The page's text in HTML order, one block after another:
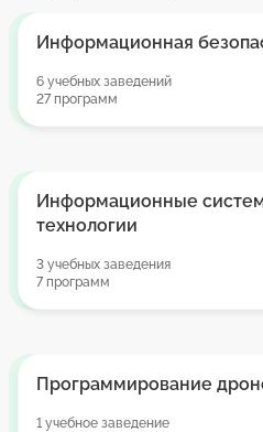
Информационная
6 учебных заведений
27 программ
Информационные
технологии
3 учебных заведения
7 программ
Программирование
1 учебное заведение